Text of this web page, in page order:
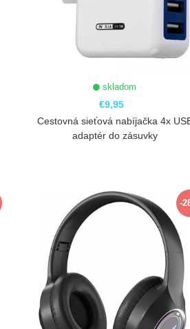
skladom
€9,95
ZOBRAZIŤ
Cestovná sieťová nabíjačka 4x
adaptér do zásuvky
-